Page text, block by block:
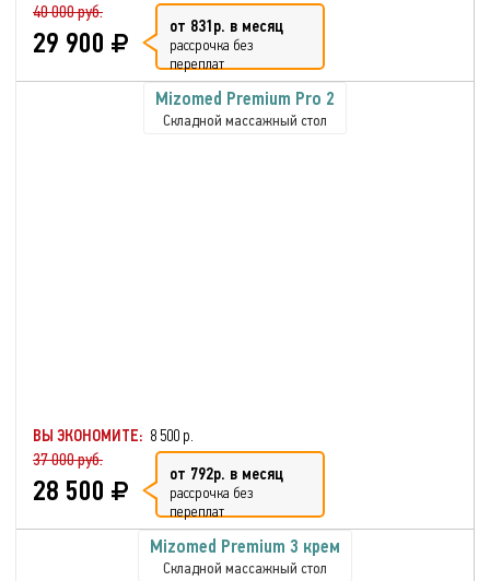
40 000 руб.
29 900 от 831р. в месяц
рассрочка без
переплат
Mizomed Premium Pro 2
Складной массажный стол
ВЫ ЭКОНОМИТЕ: 8 500 р.
37 000 руб.
28 500 от 792р. в месяц
рассрочка без
переплат
Mizomed Premium 3 крем
Складной массажный стол